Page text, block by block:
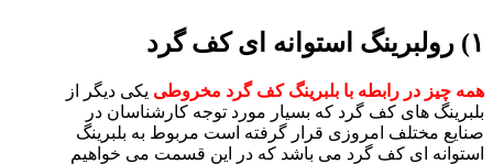
۱) رولبرینگ استوانه ای کف گرد
همه چیز در رابطه با بلبرینگ کف گرد مخروطی یکی دیگر از
بلبرینگ های کف گرد که بسیار مورد توجه کارشناسان در
صنایع مختلف امروزی قرار گرفته است مربوط به بلبرینگ
استوانه ای کف گرد می باشد که در این قسمت می خواهیم